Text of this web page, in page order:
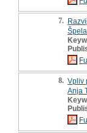
7.
8. Vpliv
Anja